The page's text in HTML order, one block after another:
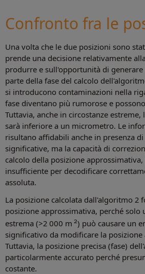
Confronto fra le
Una volta che le due posizioni sono
prende una decisione relativamente
produrre e sull'opportunità di
parte della fase del calcolo
si introducono contaminazioni nella
fase diventano più rumorose e
Tuttavia, anche in circostanze
sarà inferiore a un micrometro. Le
risultano affidabili anche in presenza
significative, ma la capacità di
calcolo della posizione
insufficiente per decodificare
assoluta.
La posizione calcolata dall'algoritmo 2
posizione approssimativa, perché solo
estrema (>2 000 m 2) può causare un
significativo da modificare la posizione
Tuttavia, la posizione precisa (fase)
particolarmente accurato perché
costante.